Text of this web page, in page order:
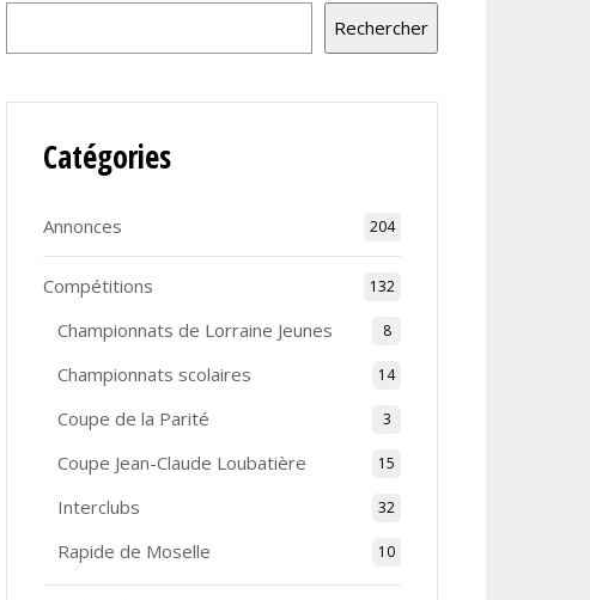
Rechercher
Catégories
Annonces 204
Compétitions 132
Championnats de Lorraine Jeunes 8
Championnats scolaires 14
Coupe de la Parité 3
Coupe Jean-Claude Loubatière 15
Interclubs 32
Rapide de Moselle 10